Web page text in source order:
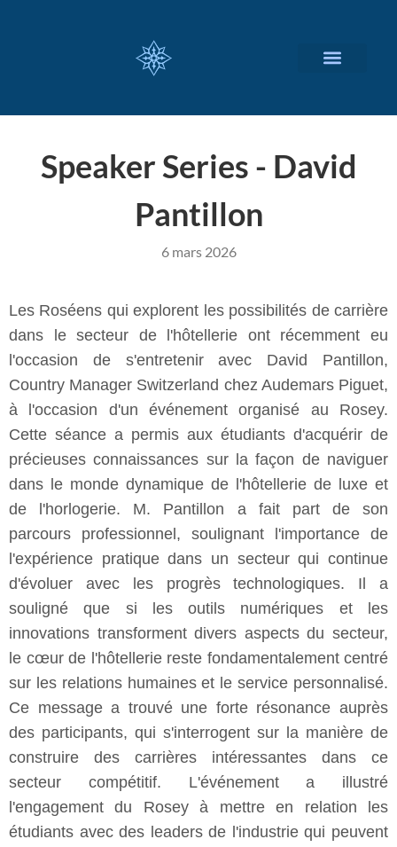
Speaker Series - David
Pantillon
6 mars 2026
Les Roséens qui explorent les possibilités de carrière
dans le secteur de l'hôtellerie ont récemment eu
l'occasion de s'entretenir avec David Pantillon,
Country Manager Switzerland chez Audemars Piguet,
à l'occasion d'un événement organisé au Rosey.
Cette séance a permis aux étudiants d'acquérir de
précieuses connaissances sur la façon de naviguer
dans le monde dynamique de l'hôtellerie de luxe et
de l'horlogerie. M. Pantillon a fait part de son
parcours professionnel, soulignant l'importance de
l'expérience pratique dans un secteur qui continue
d'évoluer avec les progrès technologiques. Il a
souligné que si les outils numériques et les
innovations transforment divers aspects du secteur,
le cœur de l'hôtellerie reste fondamentalement centré
sur les relations humaines et le service personnalisé.
Ce message a trouvé une forte résonance auprès
des participants, qui s'interrogent sur la manière de
construire des carrières intéressantes dans ce
secteur compétitif. L'événement a illustré
l'engagement du Rosey à mettre en relation les
étudiants avec des leaders de l'industrie qui peuvent